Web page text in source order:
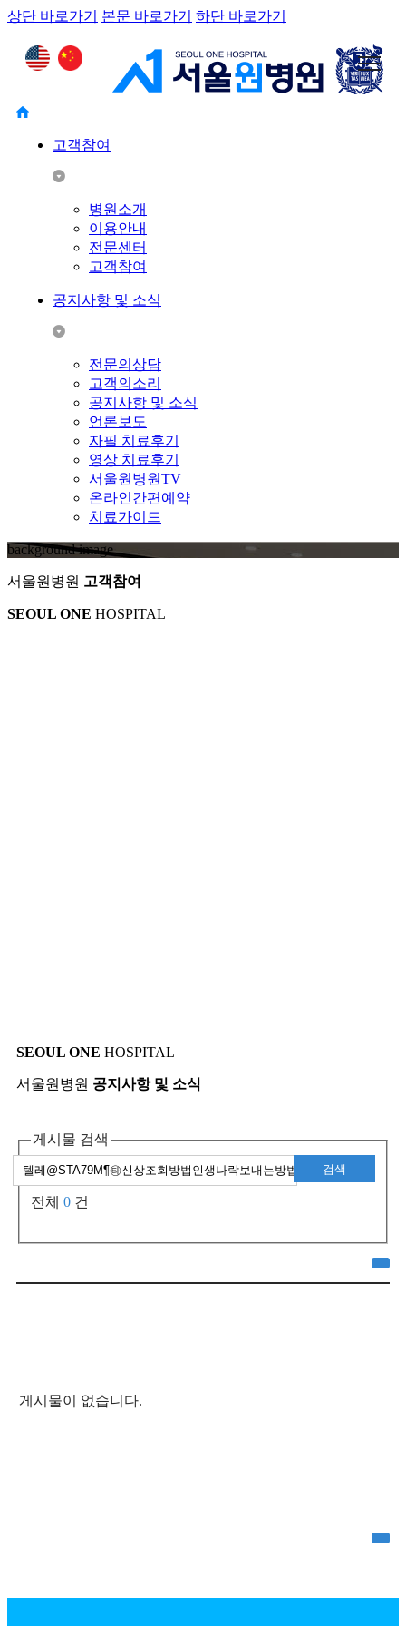
상단 바로가기 본문 바로가기 하단 바로가기
고객참여
병원소개
이용안내
전문센터
고객참여
공지사항 및 소식
전문의상담
고객의소리
공지사항 및 소식
언론보도
자필 치료후기
영상 치료후기
서울원병원TV
온라인간편예약
치료가이드
background image
서울원병원 고객참여
SEOUL ONE HOSPITAL
SEOUL ONE HOSPITAL
서울원병원 공지사항 및 소식
게시물 검색
검색
전체 0 건
게시물이 없습니다.